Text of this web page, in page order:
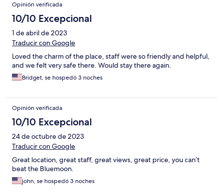
Opinión verificada
10/10 Excepcional
1 de abril de 2023
Traducir con Google
Loved the charm of the place, staff were so friendly and helpful,
and we felt very safe there. Would stay there again.
Bridget, se hospedó 3 noches
Opinión verificada
10/10 Excepcional
24 de octubre de 2023
Traducir con Google
Great location, great staff, great views, great price, you can’t
beat the Bluemoon.
john, se hospedó 3 noches